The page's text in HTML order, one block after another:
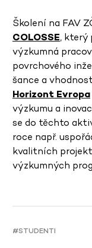
Školení na FAV
COLOSSE, který
výzkumná
povrchového
šance a
Horizont Evropa
výzkumu a
se do těchto
roce např.
kvalitních
výzkumných
#STUDENTI